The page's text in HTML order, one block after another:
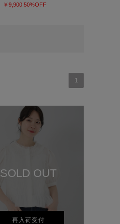
￥9,900 50%OFF
1
SOLD OUT
再入荷受付